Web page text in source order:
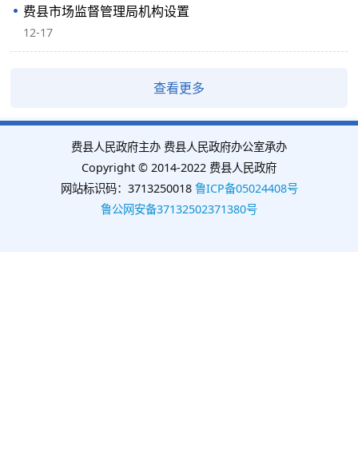
费县市场监督管理局机构设置
12-17
查看更多
费县人民政府主办 费县人民政府办公室承办
Copyright © 2014-2022 费县人民政府
网站标识码：3713250018 鲁ICP备05024408号
鲁公网安备37132502371380号